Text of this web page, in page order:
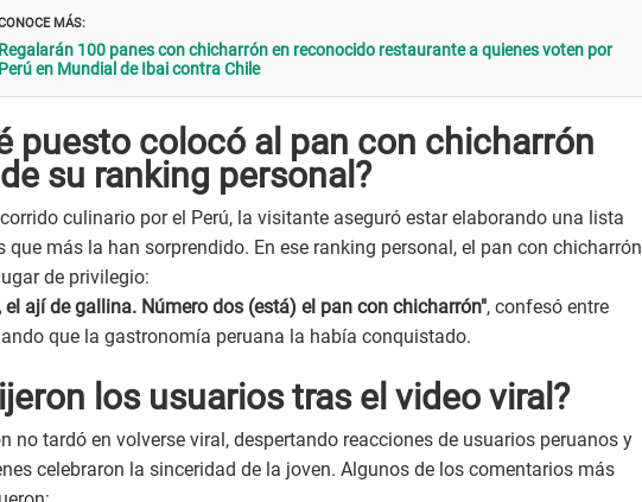
MÁS:
Regalarán 100 panes con chicharrón en reconocido restaurante a quienes voten por
Perú en Mundial de Ibai contra Chile
puesto colocó al pan con chicharrón
su ranking personal?
culinario por el Perú, la visitante aseguró estar elaborando una lista
que más la han sorprendido. En ese ranking personal, el pan con chicharrón
de privilegio:
el ají de gallina. Número dos (está) el pan con chicharrón", confesó entre
que la gastronomía peruana la había conquistado.
los usuarios tras el video viral?
no tardó en volverse viral, despertando reacciones de usuarios peruanos y
celebraron la sinceridad de la joven. Algunos de los comentarios más